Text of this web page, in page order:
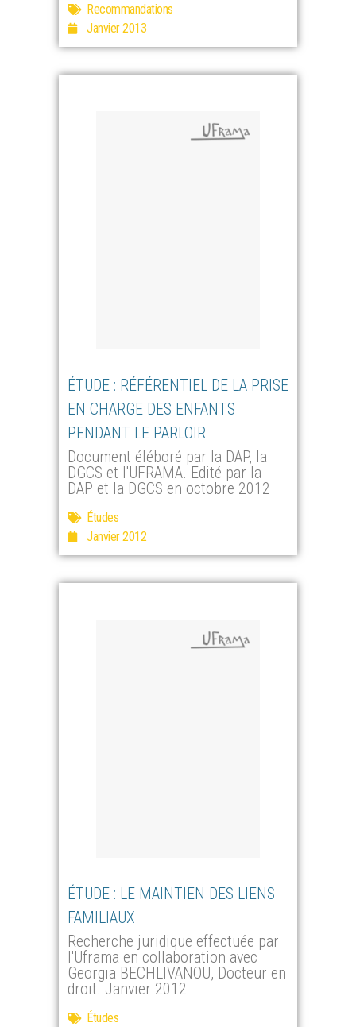
Recommandations
Janvier 2013
ÉTUDE : RÉFÉRENTIEL DE LA PRISE
EN CHARGE DES ENFANTS
PENDANT LE PARLOIR
Document éléboré par la DAP, la
DGCS et l'UFRAMA. Edité par la
DAP et la DGCS en octobre 2012
Études
Janvier 2012
ÉTUDE : LE MAINTIEN DES LIENS
FAMILIAUX
Recherche juridique effectuée par
l'Uframa en collaboration avec
Georgia BECHLIVANOU, Docteur en
droit. Janvier 2012
Études